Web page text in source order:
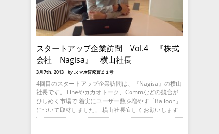
スタートアップ企業訪問 Vol.4 『株式
会社 Nagisa』 横山社長
3月 7th, 2013 | by スマホ研究員１１号
4回目のスタートアップ企業訪問は、『Nagisa』の横山
社長です。 Lineやカカオトーク、Commなどの競合が
ひしめく市場で 着実にユーザー数を増やす『Balloon」
について取材しました。 横山社長宜しくお願いします